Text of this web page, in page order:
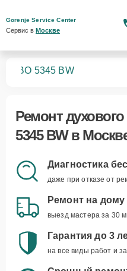
Gorenje Service Center
Сервис в Москве
BO 5345 BW
Ремонт
5345 BWв
Диагностика
даже при отказе от
Ремонт на дому
выезд мастера за 30
Гарантия до 3
на все виды работ и